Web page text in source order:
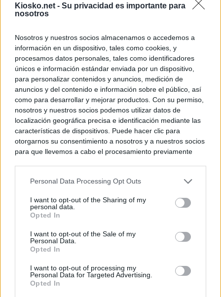
Kiosko.net - Su privacidad es importante para
nosotros
Nosotros y nuestros socios almacenamos o accedemos a
información en un dispositivo, tales como cookies, y
procesamos datos personales, tales como identificadores
únicos e información estándar enviada por un dispositivo,
para personalizar contenidos y anuncios, medición de
anuncios y del contenido e información sobre el público, así
como para desarrollar y mejorar productos. Con su permiso,
nosotros y nuestros socios podemos utilizar datos de
localización geográfica precisa e identificación mediante las
características de dispositivos. Puede hacer clic para
otorgarnos su consentimiento a nosotros y a nuestros socios
para que llevemos a cabo el procesamiento previamente
negar su consentimiento. Tenga en cuenta que algún
de su consentimiento, pero usted tiene el derecho de
rechazar tal procesamiento. Sus preferencias se aplicarán
cualquier momento entrando de nuevo en este sitio web o
visitando nuestra política de privacidad.
Personal Data Processing Opt Outs
I want to opt-out of the Sharing of my
personal data.
Opted In
I want to opt-out of the Sale of my
Personal Data.
Opted In
I want to opt-out of processing my
Personal Data for Targeted Advertising.
Opted In